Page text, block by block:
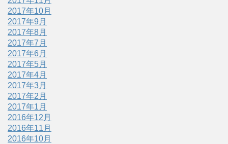
2017年10月
2017年9月
2017年8月
2017年7月
2017年6月
2017年5月
2017年4月
2017年3月
2017年2月
2017年1月
2016年12月
2016年11月
2016年10月